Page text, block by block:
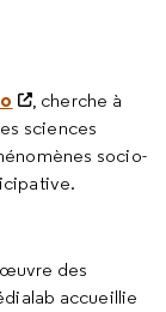
, cherche à
sciences
socio-
des
accueillie